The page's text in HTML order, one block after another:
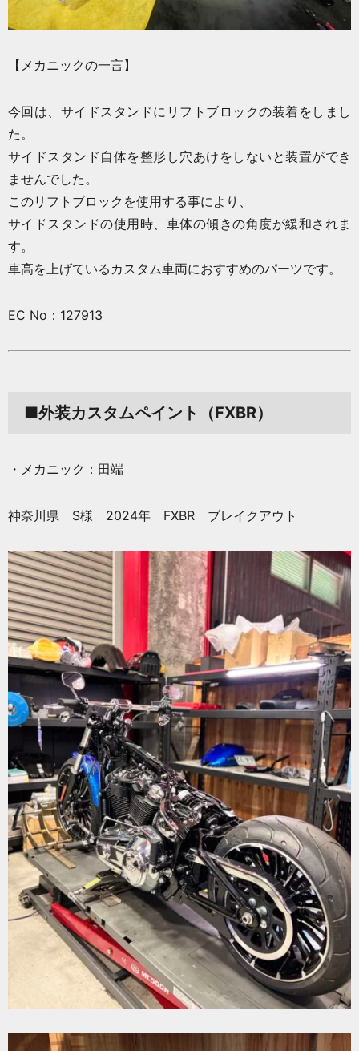
【メカニックの一言】
今回は、サイドスタンドにリフトブロックの装着をしまし
た。
サイドスタンド自体を整形し穴あけをしないと装置ができ
ませんでした。
このリフトブロックを使用する事により、
サイドスタンドの使用時、車体の傾きの角度が緩和されま
す。
車高を上げているカスタム車両におすすめのパーツです。
EC No：127913
■外装カスタムペイント（FXBR）
・メカニック：田端
神奈川県 S様 2024年 FXBR ブレイクアウト